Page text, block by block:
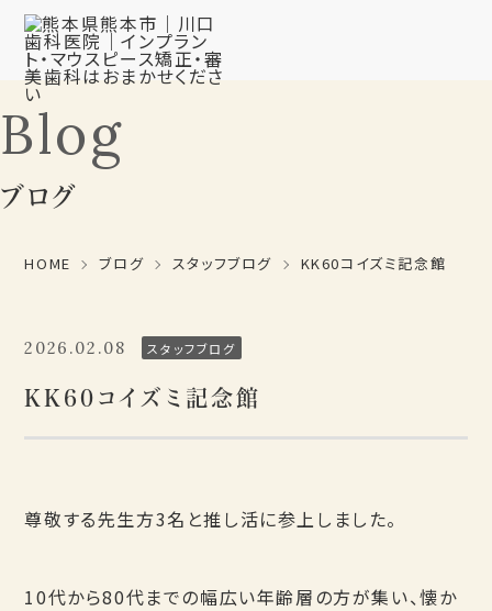
Blog
ブログ
HOME ブログ スタッフブログ KK60コイズミ記念館
2026.02.08 スタッフブログ
KK60コイズミ記念館
尊敬する先生方3名と推し活に参上しました。
10代から80代までの幅広い年齢層の方が集い、懐か